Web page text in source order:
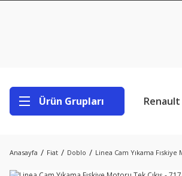
Ürün Grupları Renault
Anasayfa Fiat Doblo Linea Cam Yıkama